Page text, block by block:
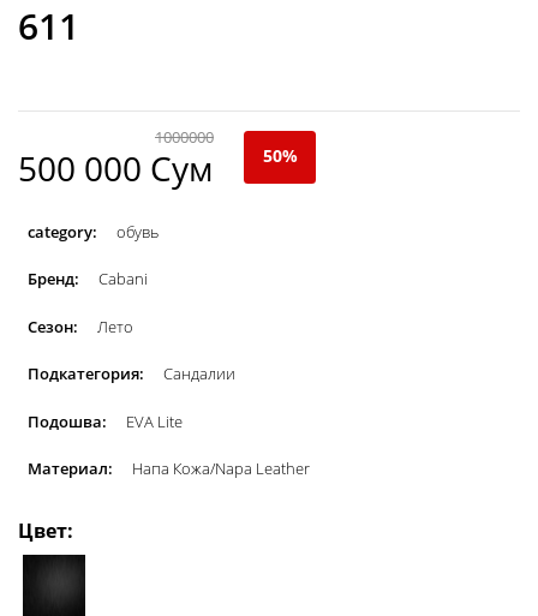
611
1000000
500 000 Сум 50%
category: обувь
Бренд: Cabani
Сезон: Лето
Подкатегория: Сандалии
Подошва: EVA Lite
Материал: Напа Кожа/Napa Leather
Цвет: